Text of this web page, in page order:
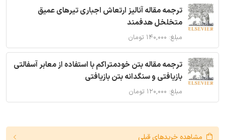
ترجمه مقاله آنالیز ارتعاش اجباری تیرهای عمیق
متخلخل هدفمند
مبلغ: ۱۴۰,۰۰۰ تومان
ترجمه مقاله بتن خودمتراکم با استفاده از معابر آسفالتی
بازیافتی و سنگدانه بتن بازیافتی
مبلغ: ۱۲۰,۰۰۰ تومان
مشاهده خریدهای قبلی